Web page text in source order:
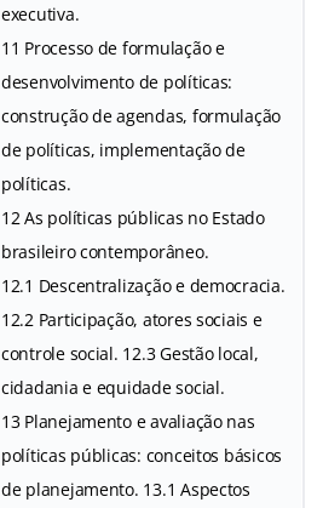
executiva.
11 Processo de formulação e
desenvolvimento de políticas:
construção de agendas, formulação
de políticas, implementação de
políticas.
12 As políticas públicas no Estado
brasileiro contemporâneo.
12.1 Descentralização e democracia.
12.2 Participação, atores sociais e
controle social. 12.3 Gestão local,
cidadania e equidade social.
13 Planejamento e avaliação nas
políticas públicas: conceitos básicos
de planejamento. 13.1 Aspectos